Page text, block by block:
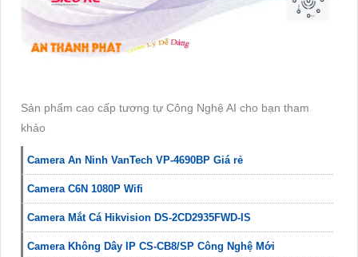
Sản phẩm cao cấp tương tự Công Nghệ AI cho bạn tham
khảo
Camera An Ninh VanTech VP-4690BP Giá rẻ
Camera C6N 1080P Wifi
Camera Mắt Cá Hikvision DS-2CD2935FWD-IS
Camera Không Dây IP CS-CB8/SP Công Nghệ Mới